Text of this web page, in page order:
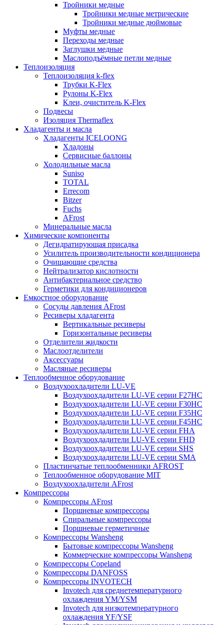
Тройники медные
Тройники медные метрические
Тройники медные дюймовые
Муфты медные
Переходы медные
Заглушки медные
Маслоподъёмные петли медные
Теплоизоляция
Теплоизоляция k-flex
Трубки K-Flex
Рулоны K-Flex
Клеи, очиститель K-Flex
Подвесы
Изоляция Thermaflex
Хладагенты и масла
Хладагенты ICELOONG
Хладоны
Сервисные баллоны
Холодильные масла
Suniso
TOTAL
Errecom
Bitzer
Fuchs
AFrost
Минеральные масла
Химические компоненты
Дегидратирующая присадка
Усилитель производительности кондиционера
Очищающие средства
Нейтрализатор кислотности
Антибактериальное средство
Герметики для кондиционеров
Емкостное оборудование
Сосуды давления AFrost
Ресиверы хладагента
Вертикальные ресиверы
Горизонтальные ресиверы
Отделители жидкости
Маслоотделители
Аксессуары
Масляные ресиверы
Теплообменное оборудование
Воздухоохладители LU-VE
Воздухоохдадители LU-VE серии F27HC
Воздухоохдадители LU-VE серии F30HC
Воздухоохдадители LU-VE серии F35HC
Воздухоохдадители LU-VE серии F45HC
Воздухоохдадители LU-VE серии FHA
Воздухоохдадители LU-VE серии FHD
Воздухоохдадители LU-VE серии SHS
Воздухоохдадители LU-VE серии SMA
Пластинчатые теплообменники AFROST
Теплообменное оборудование MIT
Воздухоохладители AFrost
Компрессоры
Компрессоры AFrost
Поршневые компрессоры
Спиральные компрессоры
Поршневые герметичные
Компрессоры Wansheng
Бытовые компрессоры Wansheng
Коммерческие компрессоры Wansheng
Компрессоры Copeland
Компрессоры DANFOSS
Компрессоры INVOTECH
Invotech для среднетемпературного
охлаждения YM/YSM
Invotech для низкотемпературного
охлаждения YF/YSF